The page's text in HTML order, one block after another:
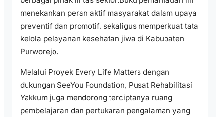
menekankan peran aktif masyarakat dalam upaya
preventif dan promotif, sekaligus memperkuat tata
kelola pelayanan kesehatan jiwa di Kabupaten
Purworejo.
Melalui Proyek Every Life Matters dengan
dukungan SeeYou Foundation, Pusat Rehabilitasi
Yakkum juga mendorong terciptanya ruang
pembelajaran dan pertukaran pengalaman yang